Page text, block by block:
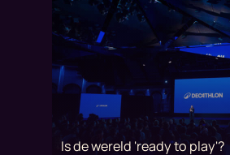
Is de wereld 'ready to play'?